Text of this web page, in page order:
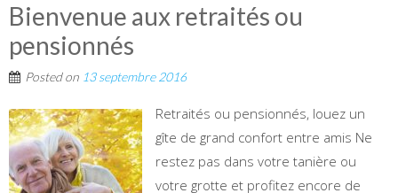
Bienvenue aux retraités ou
pensionnés
Posted on 13 septembre 2016
Retraités ou pensionnés, louez un
gîte de grand confort entre amis Ne
restez pas dans votre tanière ou
votre grotte et profitez encore de